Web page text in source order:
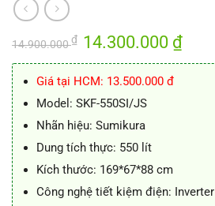
14.900.000₫ Giá
gốc
là:
14.300.000 ₫Giá
tại
Giá tại HCM: 13.500.000 đ
Model: SKF-550SI/JS
Nhãn hiệu: Sumikura
Dung tích thực: 550 lít
Kích thước: 169*67*88 cm
Công nghệ tiết kiệm điện: Inverter